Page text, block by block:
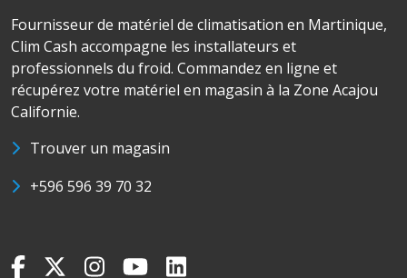
Fournisseur de matériel de climatisation en Martinique,
Clim Cash accompagne les installateurs et
professionnels du froid. Commandez en ligne et
récupérez votre matériel en magasin à la Zone Acajou
Californie.
Trouver un magasin
+596 596 39 70 32